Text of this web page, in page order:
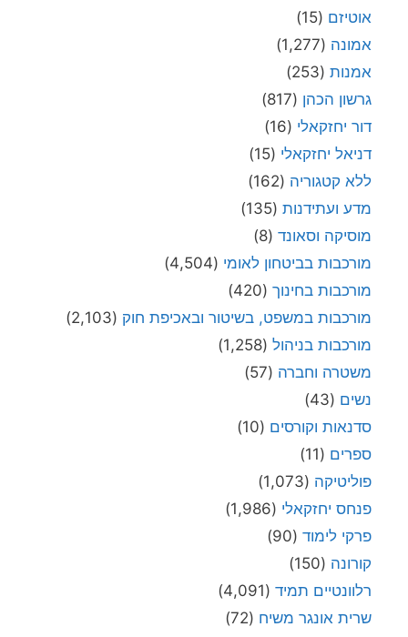
אוטיזם (15)
אמונה (1,277)
אמנות (253)
גרשון הכהן (817)
דור יחזקאלי (16)
דניאל יחזקאלי (15)
ללא קטגוריה (162)
מדע ועתידנות (135)
מוסיקה וסאונד (8)
מורכבות בביטחון לאומי (4,504)
מורכבות בחינוך (420)
מורכבות במשפט, בשיטור ובאכיפת חוק (2,103)
מורכבות בניהול (1,258)
משטרה וחברה (57)
נשים (43)
סדנאות וקורסים (10)
ספרים (11)
פוליטיקה (1,073)
פנחס יחזקאלי (1,986)
פרקי לימוד (90)
קורונה (150)
רלוונטיים תמיד (4,091)
שרית אונגר משיח (72)